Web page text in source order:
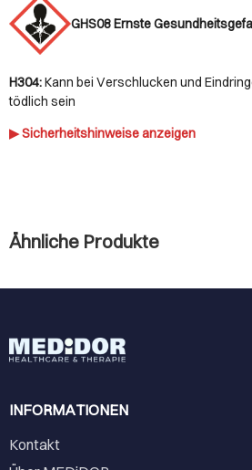
GHS08 Ernste
H304:Kann bei Verschlucken und
tödlich sein
▶ Sicherheitshinweise anzeigen
Ähnliche Produkte
INFORMATIONEN
Kontakt